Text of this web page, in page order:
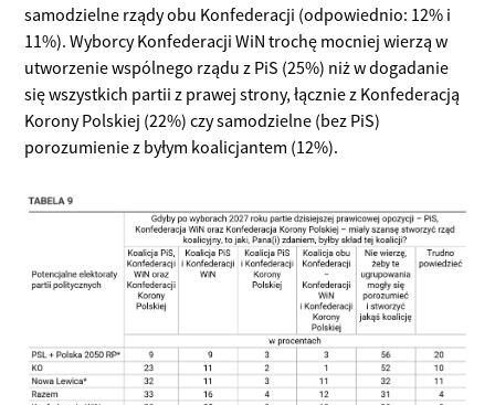
samodzielne rządy obu Konfederacji (odpowiednio: 12% i
11%). Wyborcy Konfederacji WiN trochę mocniej wierzą w
utworzenie wspólnego rządu z PiS (25%) niż w dogadanie
się wszystkich partii z prawej strony, łącznie z Konfederacją
Korony Polskiej (22%) czy samodzielne (bez PiS)
porozumienie z byłym koalicjantem (12%).